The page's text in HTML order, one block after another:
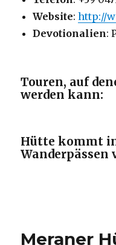
Website:http://
Devotionalien:
Touren, auf
werden kann:
Hütte kommt
Wanderpässen
Meraner